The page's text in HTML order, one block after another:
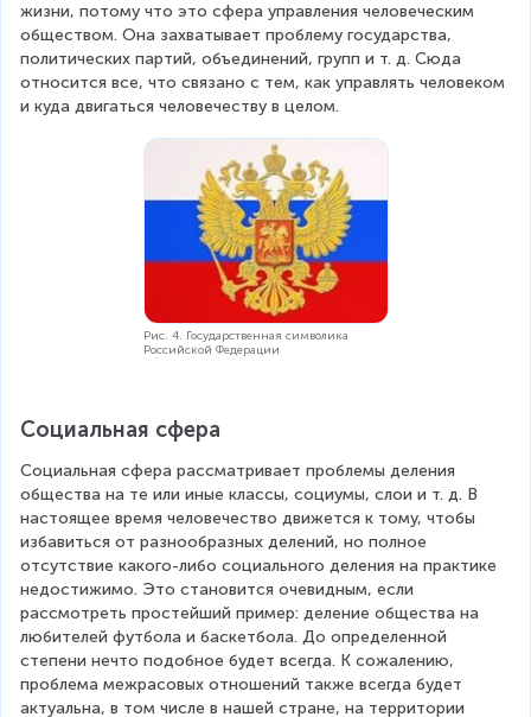
жизни, потому что это сфера управления человеческим
обществом. Она захватывает проблему государства,
политических партий, объединений, групп и т. д. Сюда
относится все, что связано с тем, как управлять человеком
и куда двигаться человечеству в целом.
Рис. 4. Государственная символика
Российской Федерации
Социальная сфера
Социальная сфера рассматривает проблемы деления
общества на те или иные классы, социумы, слои и т. д. В
настоящее время человечество движется к тому, чтобы
избавиться от разнообразных делений, но полное
отсутствие какого-либо социального деления на практике
недостижимо. Это становится очевидным, если
рассмотреть простейший пример: деление общества на
любителей футбола и баскетбола. До определенной
степени нечто подобное будет всегда. К сожалению,
проблема межрасовых отношений также всегда будет
актуальна, в том числе в нашей стране, на территории